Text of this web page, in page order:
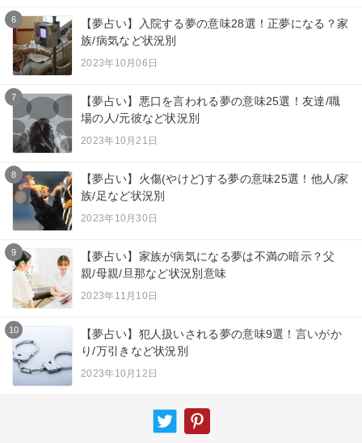
6
【夢占い】入院する夢の意味28選！正夢になる？家
族/病気など状況別
2023年10月06日
7
【夢占い】悪口を言われる夢の意味25選！友達/職
場の人/元彼など状況別
2023年10月21日
8
【夢占い】火傷(やけど)する夢の意味25選！他人/家
族/足など状況別
2023年10月30日
9
【夢占い】家族が病気になる夢は不満の暗示？父
親/母親/旦那など状況別意味
2023年11月10日
10
【夢占い】犯人扱いされる夢の意味9選！言いがか
り/万引きなど状況別
2023年10月12日